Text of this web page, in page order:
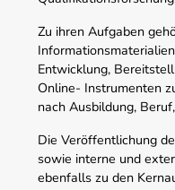
Zu ihren Aufgaben
Entwicklung,
Online- Instrumenten
nach Ausbildung,
Die Veröffentlichung
sowie interne und
ebenfalls zu den